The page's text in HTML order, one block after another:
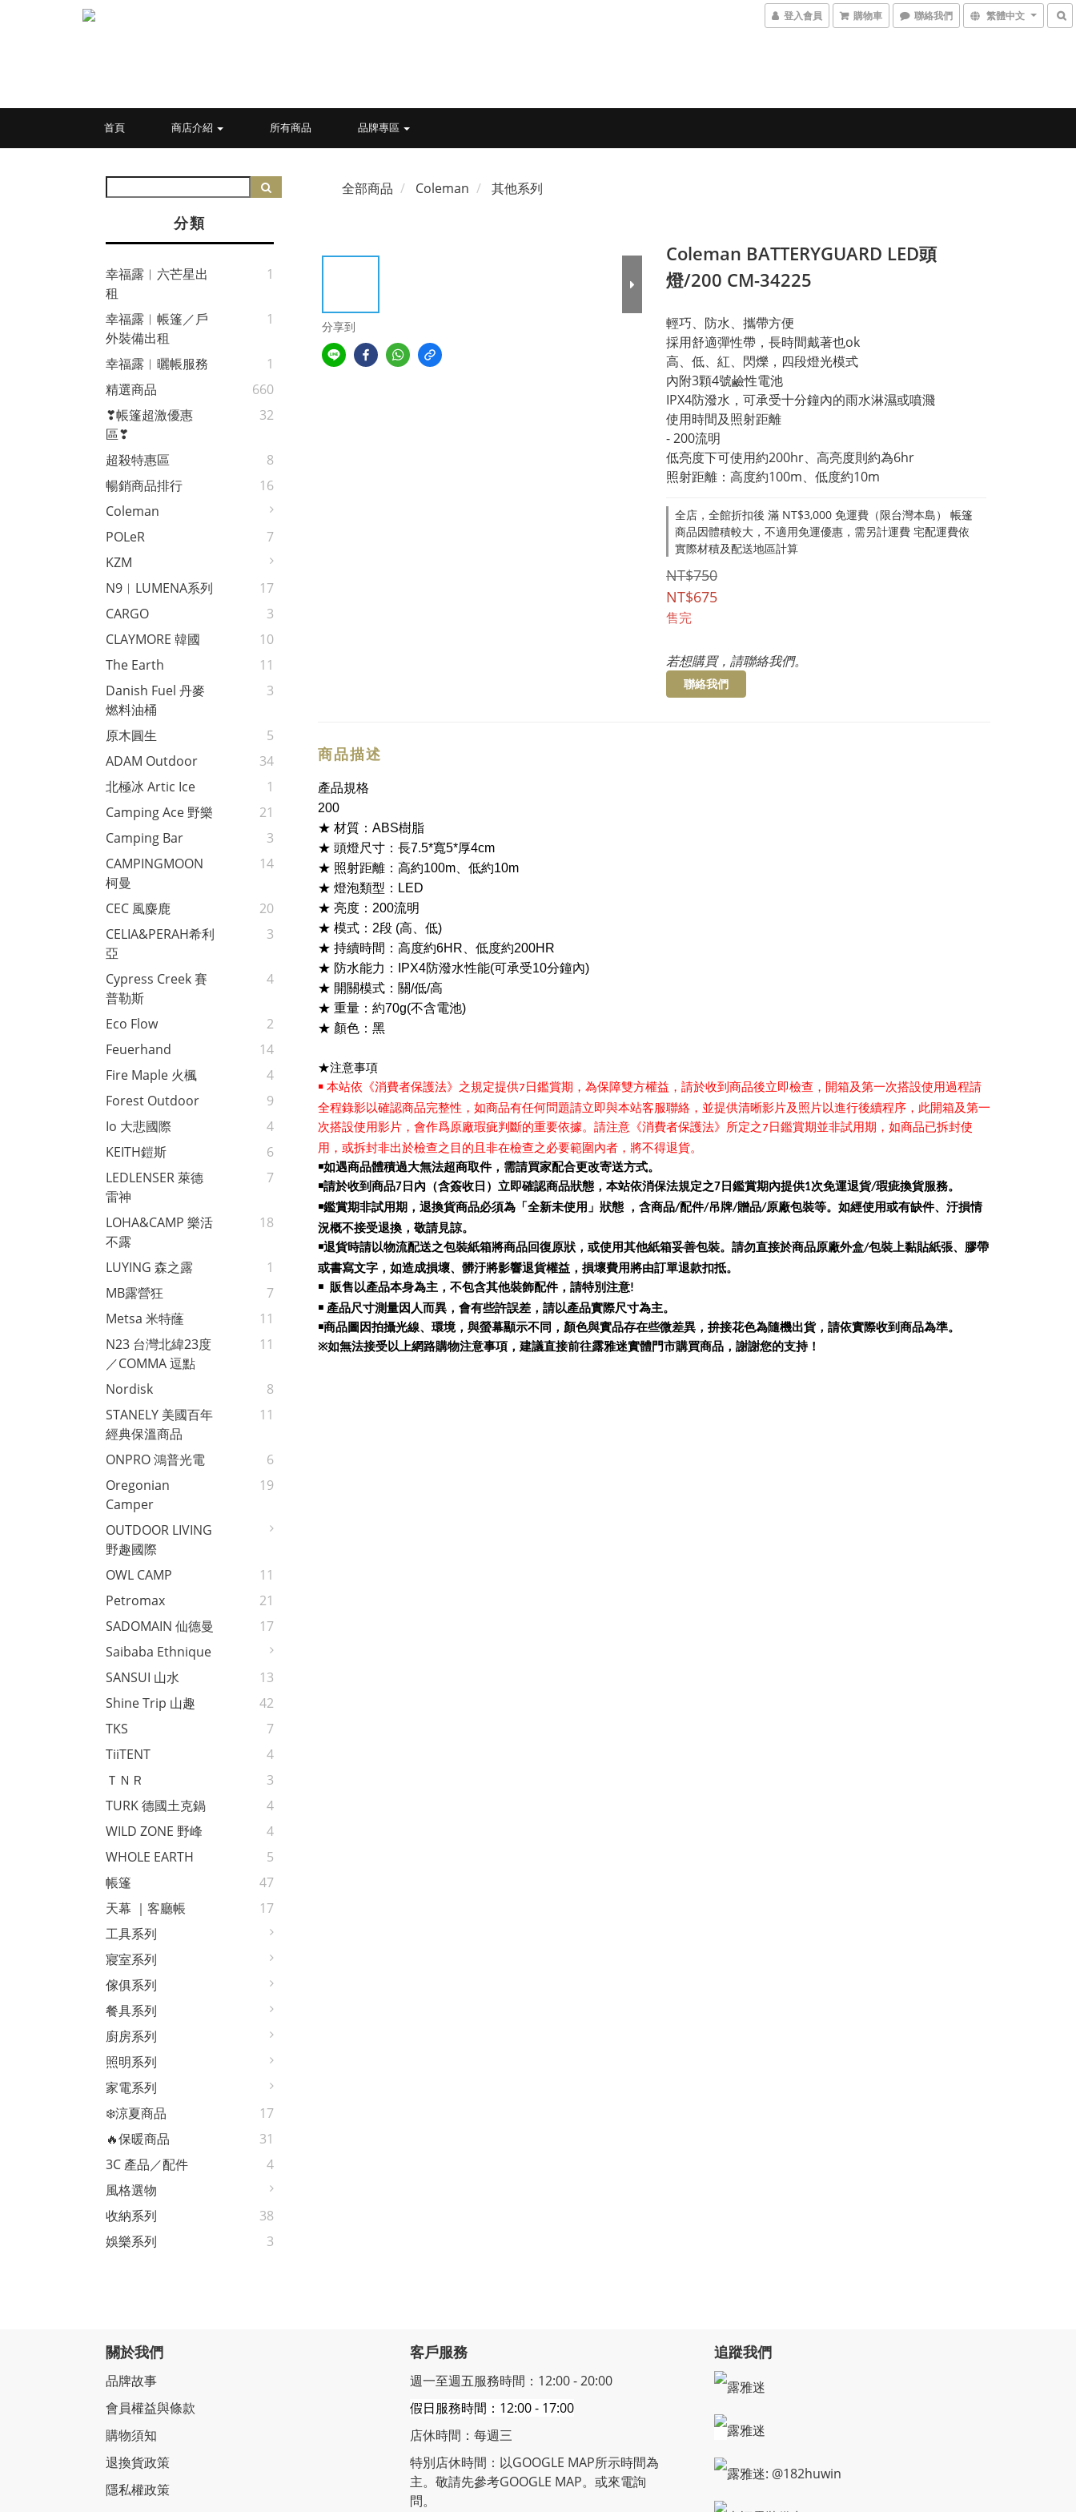
登入會員 購物車 聯絡我們 繁體中文
首頁 商店介紹 所有商品 品牌專區
分類
幸福露︱六芒星出
租
1
幸福露︱帳篷／戶
外裝備出租
1
幸福露︱曬帳服務
1
精選商品
660
❣帳篷超激優惠
區❣
32
超殺特惠區
8
暢銷商品排行
16
Coleman
POLeR
7
KZM
N9︱LUMENA系列
17
CARGO
3
CLAYMORE 韓國
10
The Earth
11
Danish Fuel 丹麥
燃料油桶
3
原木圓生
5
ADAM Outdoor
34
北極冰 Artic Ice
1
Camping Ace 野樂
21
Camping Bar
3
CAMPINGMOON
柯曼
14
CEC 風麋鹿
20
CELIA&PERAH希利
亞
3
Cypress Creek 賽
普勒斯
4
Eco Flow
2
Feuerhand
14
Fire Maple 火楓
4
Forest Outdoor
9
Io 大悲國際
4
KEITH鎧斯
6
LEDLENSER 萊德
雷神
7
LOHA&CAMP 樂活
不露
18
LUYING 森之露
1
MB露營狂
7
Metsa 米特蕯
11
N23 台灣北緯23度
／COMMA 逗點
11
Nordisk
8
STANELY 美國百年
經典保溫商品
11
ONPRO 鴻普光電
6
Oregonian
Camper
19
OUTDOOR LIVING
野趣國際
OWL CAMP
11
Petromax
21
SADOMAIN 仙德曼
17
Saibaba Ethnique
SANSUI 山水
13
Shine Trip 山趣
42
TKS
7
TiiTENT
4
ＴＮＲ
3
TURK 德國土克鍋
4
WILD ZONE 野峰
4
WHOLE EARTH
5
帳篷
47
天幕 ｜客廳帳
17
工具系列
寢室系列
傢俱系列
餐具系列
廚房系列
照明系列
家電系列
❄️涼夏商品
17
🔥保暖商品
31
3C 產品／配件
4
風格選物
收納系列
38
娛樂系列
3
全部商品 Coleman 其他系列
分享到
Coleman BATTERYGUARD LED頭
燈/200 CM-34225
輕巧、防水、攜帶方便
採用舒適彈性帶，長時間戴著也ok
高、低、紅、閃爍，四段燈光模式
內附3顆4號鹼性電池
IPX4防潑水，可承受十分鐘內的雨水淋濕或噴濺
使用時間及照射距離
- 200流明
低亮度下可使用約200hr、高亮度則約為6hr
照射距離：高度約100m、低度約10m
全店，全館折扣後 滿 NT$3,000 免運費（限台灣本島） 帳篷
商品因體積較大，不適用免運優惠，需另計運費 宅配運費依
實際材積及配送地區計算
NT$750
NT$675
售完
若想購買，請聯絡我們。
聯絡我們
商品描述
產品規格
200
★ 材質： ABS樹脂
★ 頭燈尺寸：長7.5*寬5*厚4cm
★ 照射距離：高約100m、低約10m
★ 燈泡類型： LED
★ 亮度： 200流明
★ 模式： 2段 (高、低)
★ 持續時間：高度約6HR、低度約200HR
★ 防水能力： IPX4防潑水性能(可承受10分鐘內)
★ 開關模式：關/低/高
★ 重量：約70g(不含電池)
★ 顏色：黑
★注意事項
￭ 本站依 《消費者保護法》 之規定提供7 日鑑賞期，為保障雙方權益，請於收到商品後立即檢查，開箱及第一次搭設使用過程請
全程錄影以確認商品完整性，如商品有任何問題請立即與本站客服聯絡，並提供清晰影片及照片以進行後續程序，此開箱及第一
次搭設使用影片，會作爲原廠瑕疵判斷的重要依據。請注意 《消費者保護法》 所定之7 日鑑賞期並非試用期，如商品已拆封使
用，或拆封非出於檢查之目的且非在檢查之必要範圍內者，將不得退貨。
￭如遇商品體積過大無法超商取件，需請買家配合更改寄送方式。
￭請於收到商品7 日內（含簽收日）立即確認商品狀態，本站依消保法規定之7 日鑑賞期內提供1次免運退貨/瑕疵換貨服務。
￭鑑賞期非試用期，退換貨商品必須為「全新未使用」狀態 ，含商品/配件/吊牌/贈品/原廠包裝等。如經使用或有缺件、汙損情
況概不接受退換，敬請見諒。
￭退貨時請以物流配送之包裝紙箱將商品回復原狀，或使用其他紙箱妥善包裝。請勿直接於商品原廠外盒/包裝上黏貼紙張、膠帶
或書寫文字，如造成損壞、髒汙將影響退貨權益，損壞費用將由訂單退款扣抵。
￭ 販售以產品本身為主，不包含其他裝飾配件，請特別注意!
￭ 產品尺寸測量因人而異，會有些許誤差，請以產品實際尺寸為主。
￭商品圖因拍攝光線、環境，與螢幕顯示不同，顏色與實品存在些微差異，拚接花色為隨機出貨，請依實際收到商品為準。
※如無法接受以上網路購物注意事項，建議直接前往露雅迷實體門市購買商品，謝謝您的支持！
關於我們
品牌故事
會員權益與條款
購物須知
退換貨政策
隱私權政策
客戶服務
週一至週五服務時間：12:00 - 20:00
假日服務時間：12:00 - 17:00
店休時間：每週三
特別店休時間：以GOOGLE MAP所示時間為
主。敬請先參考GOOGLE MAP。或來電詢
問。
追蹤我們
露雅迷
露雅迷
露雅迷: @182huwin